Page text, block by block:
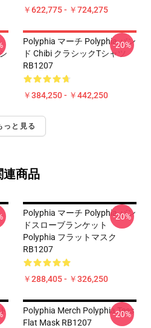
￥622,775 - ￥724,275
Polyphia マーチ Polyphia バン
ド Chibi クラシックTシャツ
RB1207
￥384,250 - ￥442,250
-20%
っと見る
連商品
Polyphia マーチ Polyphia バン
ドスローブランケット
Polyphia フラットマスク
RB1207
￥288,405 - ￥326,250
-20%
Polyphia Merch Polyphia Tees
Flat Mask RB1207
-20%